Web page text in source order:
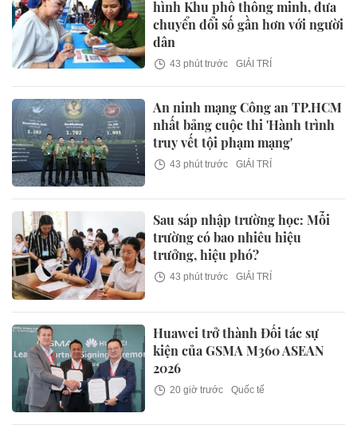
hình Khu phố thông minh, đưa
chuyển đổi số gần hơn với người
dân
43 phút trước GIẢI TRÍ
An ninh mạng Công an TP.HCM
nhất bảng cuộc thi 'Hành trình
truy vết tội phạm mạng'
43 phút trước GIẢI TRÍ
Sau sáp nhập trường học: Mỗi
trường có bao nhiêu hiệu
trưởng, hiệu phó?
43 phút trước GIẢI TRÍ
Huawei trở thành Đối tác sự
kiện của GSMA M360 ASEAN
2026
20 giờ trước Quốc tế